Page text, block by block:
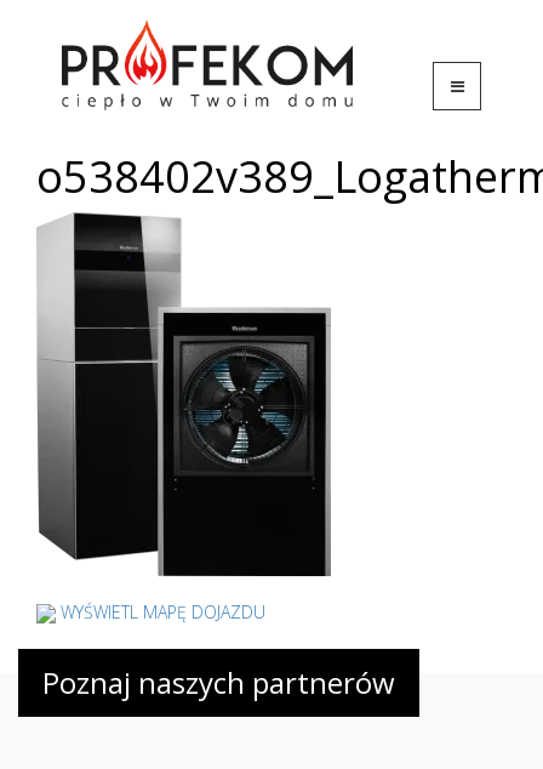
WYŚWIETL MAPĘ DOJAZDU
Poznaj naszych partnerów